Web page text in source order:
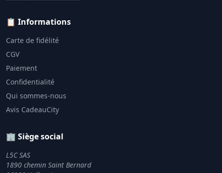
📋 Informations
Carte de fidélité
CGV
Paiement
Confidentialité
Qui sommes-nous
Avis CadeauCity
🏢 Siège social
L5C SAS
1890 chemin Saint Bernard